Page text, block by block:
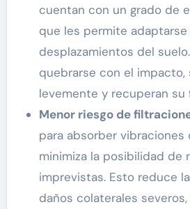
cuentan con un grado de
que les permite adaptarse
desplazamientos del
quebrarse con el impacto,
levemente y recuperan su
Menor riesgo de
para absorber vibraciones
minimiza la posibilidad de
imprevistas. Esto reduce
daños colaterales